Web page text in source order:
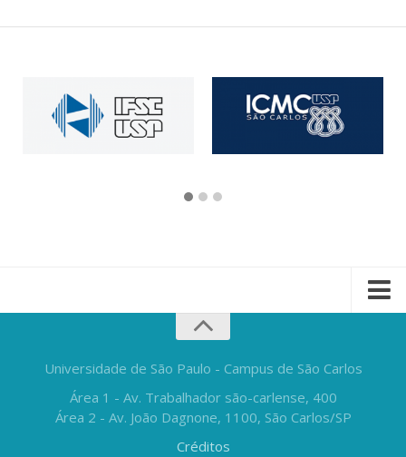
Universidade de São Paulo - Campus de São Carlos
Área 1 - Av. Trabalhador são-carlense, 400
Área 2 - Av. João Dagnone, 1100, São Carlos/SP
Créditos